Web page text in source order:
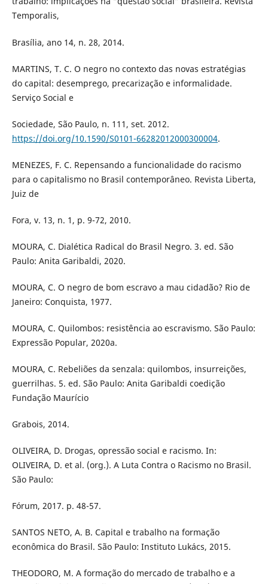
Temporalis,
Brasília, ano 14, n. 28, 2014.
MARTINS, T. C. O negro no contexto das novas estratégias
do capital: desemprego, precarização e informalidade.
Serviço Social e
Sociedade, São Paulo, n. 111, set. 2012.
https://doi.org/10.1590/S0101-66282012000300004.
MENEZES, F. C. Repensando a funcionalidade do racismo
para o capitalismo no Brasil contemporâneo. Revista Liberta,
Juiz de
Fora, v. 13, n. 1, p. 9-72, 2010.
MOURA, C. Dialética Radical do Brasil Negro. 3. ed. São
Paulo: Anita Garibaldi, 2020.
MOURA, C. O negro de bom escravo a mau cidadão? Rio de
Janeiro: Conquista, 1977.
MOURA, C. Quilombos: resistência ao escravismo. São Paulo:
Expressão Popular, 2020a.
MOURA, C. Rebeliões da senzala: quilombos, insurreições,
guerrilhas. 5. ed. São Paulo: Anita Garibaldi coedição
Fundação Maurício
Grabois, 2014.
OLIVEIRA, D. Drogas, opressão social e racismo. In:
OLIVEIRA, D. et al. (org.). A Luta Contra o Racismo no Brasil.
São Paulo:
Fórum, 2017. p. 48-57.
SANTOS NETO, A. B. Capital e trabalho na formação
econômica do Brasil. São Paulo: Instituto Lukács, 2015.
THEODORO, M. A formação do mercado de trabalho e a